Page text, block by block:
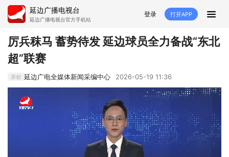
延边广播电视台
延边广播电视台官方手机站
登录 打开APP
首页
推荐
人大 融媒直播 政协
专题 文体 国内
厉兵秣马 蓄势待发 延边球员全力备战“东北
超”联赛
原创 延边广电全媒体新闻采编中心 2026-05-19 11:36